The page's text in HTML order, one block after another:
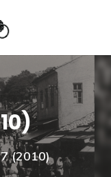
(2010)